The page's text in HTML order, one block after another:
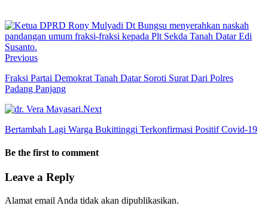
Previous
Fraksi Partai Demokrat Tanah Datar Soroti Surat Dari Polres
Padang Panjang
Next
Bertambah Lagi Warga Bukittinggi Terkonfirmasi Positif Covid-19
Be the first to comment
Leave a Reply
Alamat email Anda tidak akan dipublikasikan.